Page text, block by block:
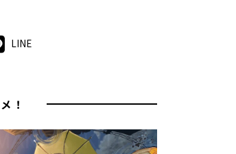
LINE
！